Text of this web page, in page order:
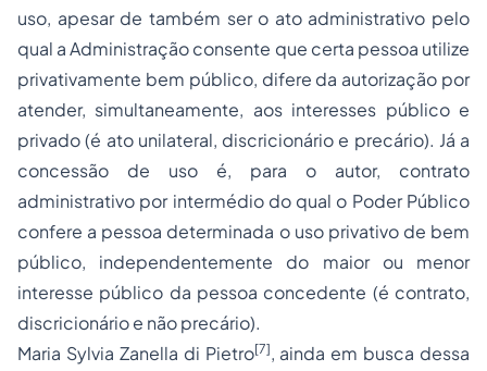
uso, apesar de também ser o ato administrativo pelo
qual a Administração consente que certa pessoa utilize
privativamente bem público, difere da autorização por
atender, simultaneamente, aos interesses público e
privado (é ato unilateral, discricionário e precário). Já a
concessão de uso é, para o autor, contrato
administrativo por intermédio do qual o Poder Público
confere a pessoa determinada o uso privativo de bem
público, independentemente do maior ou menor
interesse público da pessoa concedente (é contrato,
discricionário e não precário).
Maria Sylvia Zanella di Pietro[7], ainda em busca dessa